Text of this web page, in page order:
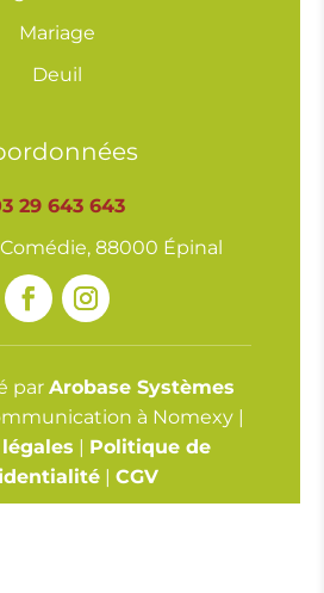
Mariage
Deuil
29 643 643
88000 Épinal
parArobase Systèmes
à Nomexy |
| Politique de
|CGV